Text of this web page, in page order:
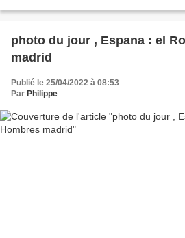
photo du jour , Espana : el
madrid
Publié le 25/04/2022 à 08:53
Par Philippe